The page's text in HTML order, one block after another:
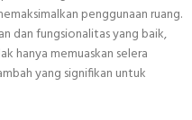
penggunaan ruang.
dan fungsionalitas yang baik,
hanya memuaskan selera
yang signifikan untuk